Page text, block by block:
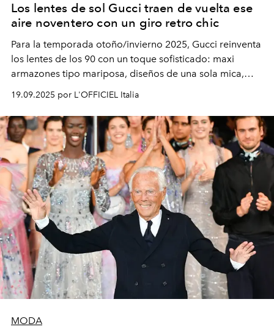
Los lentes de sol Gucci traen de vuelta ese
aire noventero con un giro retro chic
Para la temporada otoño/invierno 2025, Gucci reinventa
los lentes de los 90 con un toque sofisticado: maxi
armazones tipo mariposa, diseños de una sola mica,
modelos metálicos ovalados con vibra vintage y
elegantes monturas de acetato graduadas. ¿El detalle
que nunca pierde vigencia? La icónica doble G.
19.09.2025 por L'OFFICIEL Italia
MODA